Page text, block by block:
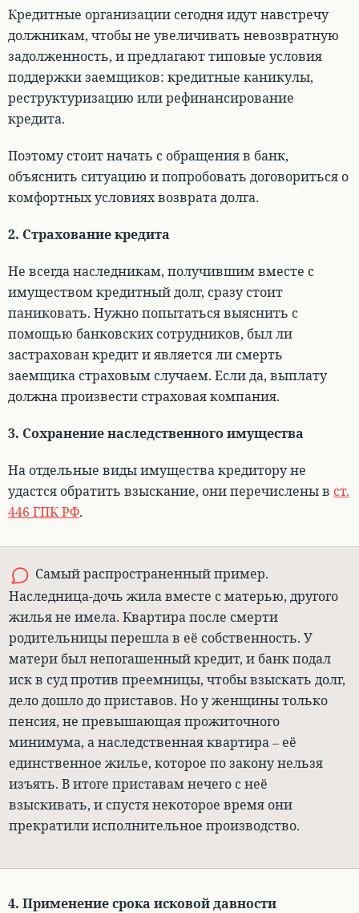
Кредитные организации сегодня идут навстречу
должникам, чтобы не увеличивать невозвратную
задолженность, и предлагают типовые условия
поддержки заемщиков: кредитные каникулы,
реструктуризацию или рефинансирование
кредита.
Поэтому стоит начать с обращения в банк,
объяснить ситуацию и попробовать договориться о
комфортных условиях возврата долга.
2. Страхование кредита
Не всегда наследникам, получившим вместе с
имуществом кредитный долг, сразу стоит
паниковать. Нужно попытаться выяснить с
помощью банковских сотрудников, был ли
застрахован кредит и является ли смерть
заемщика страховым случаем. Если да, выплату
должна произвести страховая компания.
3. Сохранение наследственного имущества
На отдельные виды имущества кредитору не
удастся обратить взыскание, они перечислены в ст.
446 ГПК РФ.
Самый распространенный пример.
Наследница-дочь жила вместе с матерью, другого
жилья не имела. Квартира после смерти
родительницы перешла в её собственность. У
матери был непогашенный кредит, и банк подал
иск в суд против преемницы, чтобы взыскать долг,
дело дошло до приставов. Но у женщины только
пенсия, не превышающая прожиточного
минимума, а наследственная квартира – её
единственное жилье, которое по закону нельзя
изъять. В итоге приставам нечего с неё
взыскивать, и спустя некоторое время они
прекратили исполнительное производство.
4. Применение срока исковой давности